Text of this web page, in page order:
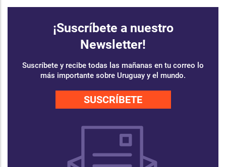
¡Suscríbete a nuestro
Newsletter!
Suscríbete y recibe todas las mañanas en tu correo lo
más importante sobre Uruguay y el mundo.
SUSCRÍBETE